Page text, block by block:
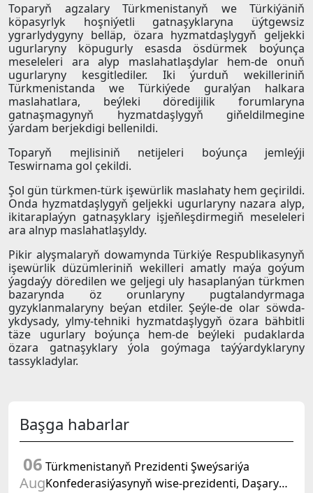
Toparyň agzalary Türkmenistanyň we Türkiýäniň
köpasyrlyk hoşniýetli gatnaşyklaryna üýtgewsiz
ygrarlydygyny belläp, özara hyzmatdaşlygyň geljekki
ugurlaryny köpugurly esasda ösdürmek boýunça
meseleleri ara alyp maslahatlaşdylar hem-de onuň
ugurlaryny kesgitlediler. Iki ýurduň wekilleriniň
Türkmenistanda we Türkiýede guralýan halkara
maslahatlara, beýleki döredijilik forumlaryna
gatnaşmagynyň hyzmatdaşlygyň giňeldilmegine
ýardam berjekdigi bellenildi.
Toparyň mejlisiniň netijeleri boýunça jemleýji
Teswirnama gol çekildi.
Şol gün türkmen-türk işewürlik maslahaty hem geçirildi.
Onda hyzmatdaşlygyň geljekki ugurlaryny nazara alyp,
ikitaraplaýyn gatnaşyklary işjeňleşdirmegiň meseleleri
ara alnyp maslahatlaşyldy.
Pikir alyşmalaryň dowamynda Türkiýe Respublikasynyň
işewürlik düzümleriniň wekilleri amatly maýa goýum
ýagdaýy döredilen we geljegi uly hasaplanýan türkmen
bazarynda öz orunlaryny pugtalandyrmaga
gyzyklanmalaryny beýan etdiler. Şeýle-de olar söwda-
ykdysady, ylmy-tehniki hyzmatdaşlygyň özara bähbitli
täze ugurlary boýunça hem-de beýleki pudaklarda
özara gatnaşyklary ýola goýmaga taýýardyklaryny
tassykladylar.
Başga habarlar
06
Aug
Türkmenistanyň Prezidenti Şweýsariýa
Konfederasiýasynyň wise-prezidenti, Daşary